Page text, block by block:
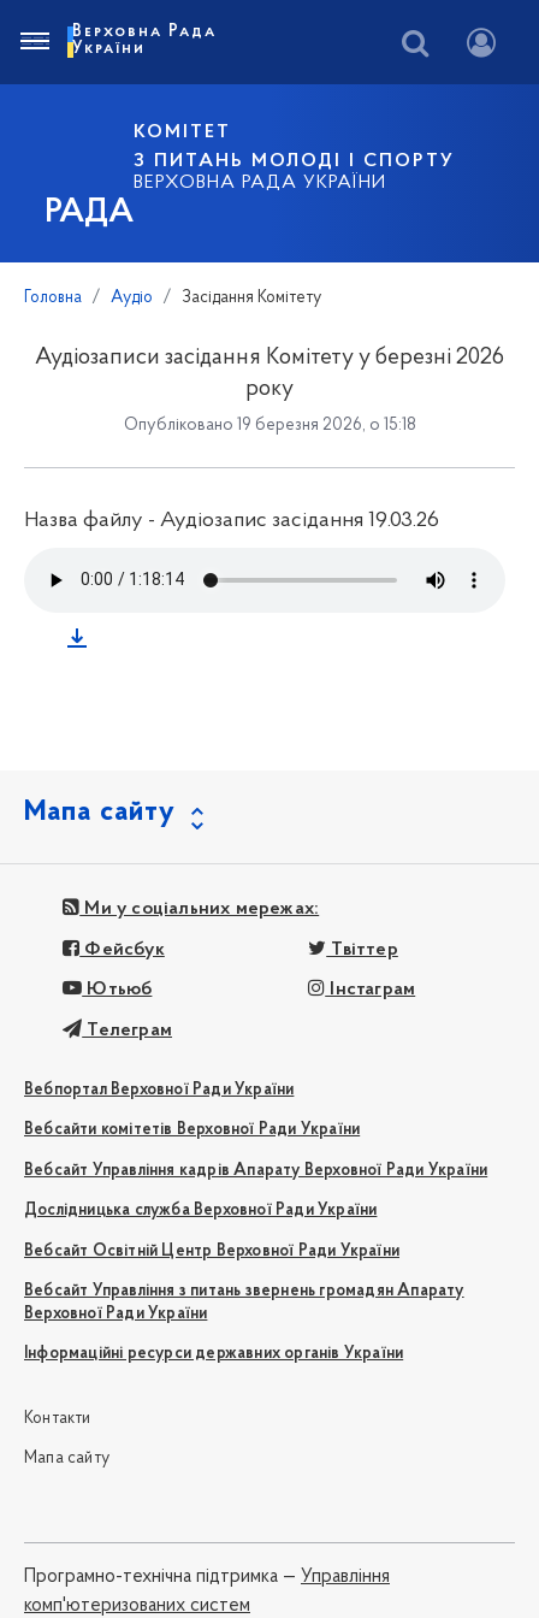
РАДА
КОМІТЕТ
З ПИТАНЬ МОЛОДІ І СПОРТУ
ВЕРХОВНА РАДА УКРАЇНИ
Верховна Рада
України
Головна Аудіо Засідання Комітету
Аудіозаписи засідання Комітету у березні 2026
року
Опубліковано 19 березня 2026, о 15:18
Назва файлу - Аудіозапис засідання 19.03.26
Мапа сайту
Ми у соціальних мережах:
Фейсбук Твіттер
Ютьюб Інстаграм
Телеграм
Вебпортал Верховної Ради України
Вебсайти комітетів Верховної Ради України
Вебсайт Управління кадрів Апарату Верховної Ради України
Дослідницька служба Верховної Ради України
Вебсайт Освітній Центр Верховної Ради України
Вебсайт Управління з питань звернень громадян Апарату
Верховної Ради України
Інформаційні ресурси державних органів України
Контакти
Мапа сайту
Програмно-технічна підтримка — Управління
комп'ютеризованих систем